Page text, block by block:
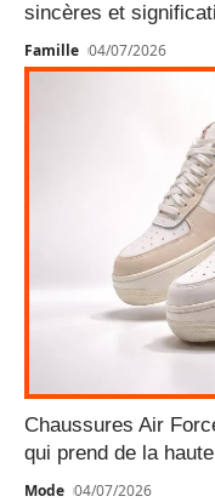
sincères et
Famille 04/07/2026
Chaussures Air
qui prend de la
Mode 04/07/2026